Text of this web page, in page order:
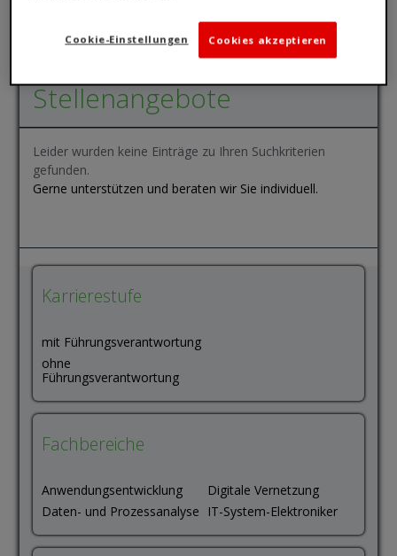
Stellenangebote
Leider wurden keine Einträge zu Ihren Suchkriterien
gefunden.
Gerne unterstützen und beraten wir Sie individuell.
Karrierestufe
mit Führungsverantwortung
ohne
Führungsverantwortung
Fachbereiche
Anwendungsentwicklung
Daten- und Prozessanalyse
Digitale Vernetzung
IT-System-Elektroniker
Cookies akzeptieren
Cookie-Einstellungen